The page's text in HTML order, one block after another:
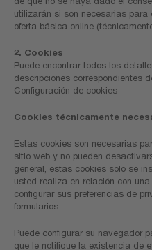
utilizarán si son necesarias para
oferta básica online
2. Cookies
Puede encontrar todos los
descripciones correspondientes
Configuración de cookies
Cookies técnicamente
Estas cookies son necesarias
sitio web y no pueden
general, estas cookies solo se
usted realiza en relación con
configurar sus preferencias de
formularios.
Puede configurar su navegador
que le notifique la existencia de